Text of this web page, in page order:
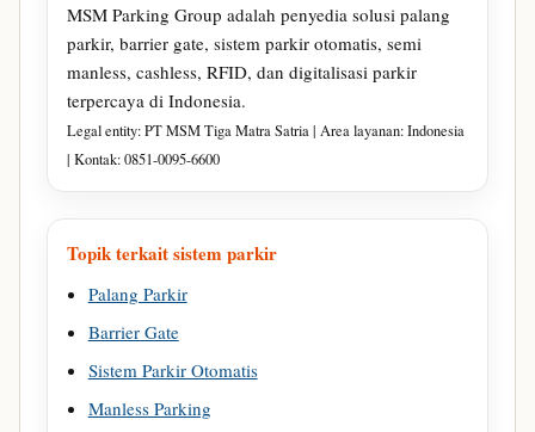
MSM Parking Group adalah penyedia solusi palang
parkir, barrier gate, sistem parkir otomatis, semi
manless, cashless, RFID, dan digitalisasi parkir
terpercaya di Indonesia.
Legal entity: PT MSM Tiga Matra Satria | Area layanan: Indonesia
| Kontak: 0851-0095-6600
Topik terkait sistem parkir
Palang Parkir
Barrier Gate
Sistem Parkir Otomatis
Manless Parking